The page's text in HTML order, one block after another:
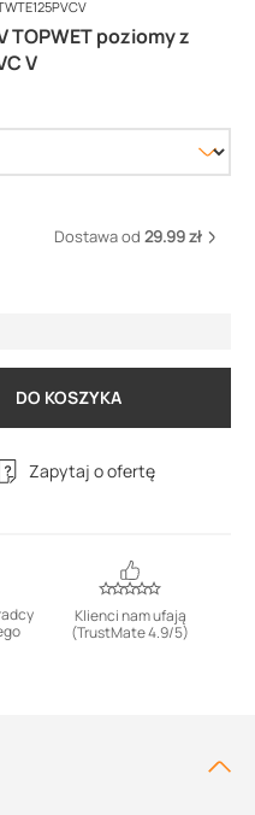
TOPWET poziomy z
V
Dostawa od 29.99 zł
DO KOSZYKA
Zapytaj o ofertę
Klienci nam ufają
(TrustMate 4.9/5)